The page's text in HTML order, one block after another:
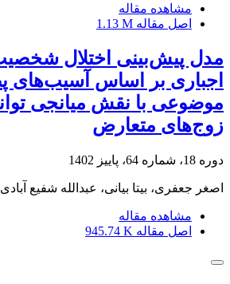
مشاهده مقاله
اصل مقاله 1.13 M
مدل پیش‌بینی اختلال
اجباری بر اساس آسیب‌های
موضوعی با نقش میانجی
زوج‌های متعارض
دوره 18، شماره 64، پاییز 1402
اصغر جعفری، بیتا بیانی، عبدالله شفیع
مشاهده مقاله
اصل مقاله 945.74 K